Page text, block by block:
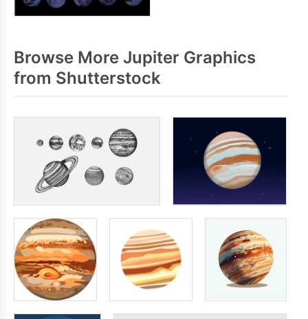
Browse More Jupiter Graphics
from Shutterstock